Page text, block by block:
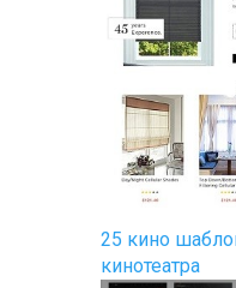
25 кино
кинотеатра